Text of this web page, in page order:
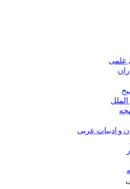
علمی
و ادبیات عربی